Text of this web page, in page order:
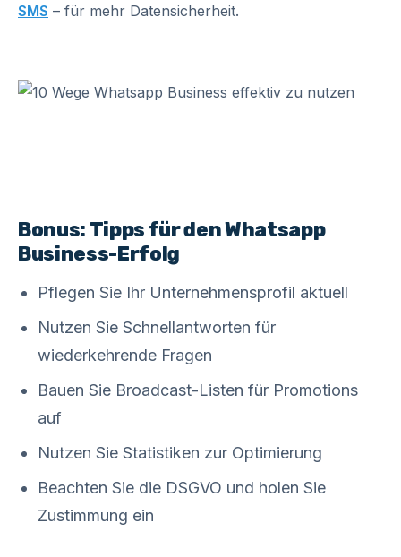
SMS – für mehr Datensicherheit.
Bonus: Tipps für den Whatsapp
Business-Erfolg
Pflegen Sie Ihr Unternehmensprofil aktuell
Nutzen Sie Schnellantworten für
wiederkehrende Fragen
Bauen Sie Broadcast-Listen für Promotions
auf
Nutzen Sie Statistiken zur Optimierung
Beachten Sie die DSGVO und holen Sie
Zustimmung ein